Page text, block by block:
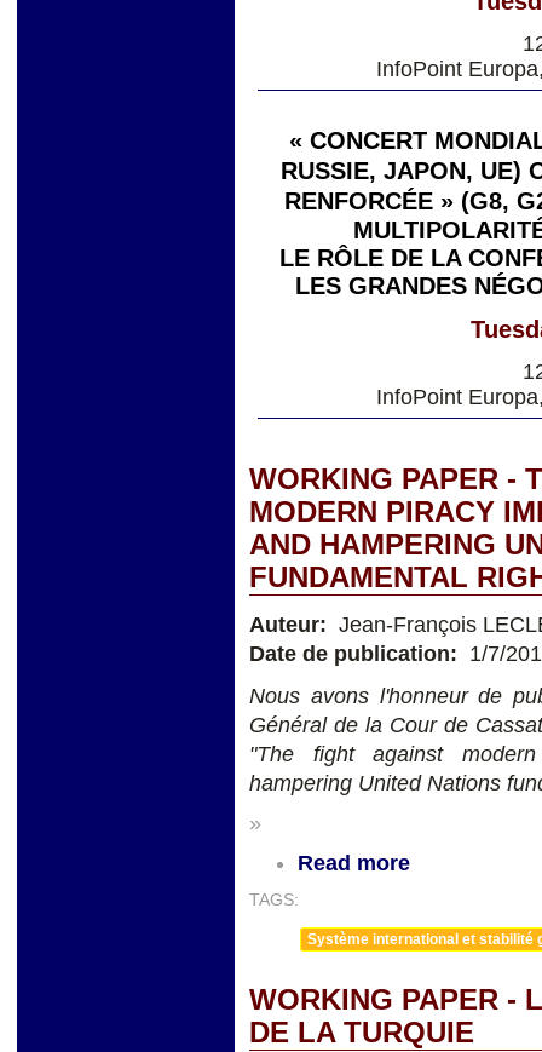
InfoPoint
« CONCERT
RUSSIE, JAPON, UE)
RENFORCÉE » (G8,
LE RÔLE DE LA
LES GRANDES
InfoPoint
WORKING PAPER -
MODERN PIRACY
AND HAMPERING
FUNDAMENTAL
Auteur: Jean-François
Date de publication: 1/7/
Nous avons l'honneur de
Général de la Cour de
"The fight against
hampering United Nations
»
Read more
TAGS:
Système international et stabilité
WORKING PAPER -
DE LA TURQUIE